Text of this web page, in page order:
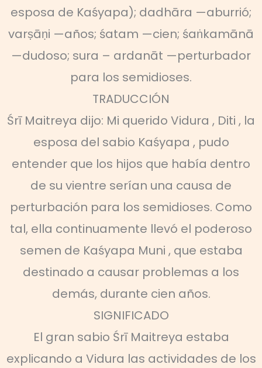
esposa de Kaśyapa); dadhāra —aburrió;
varṣāṇi —años; śatam —cien; śaṅkamānā
—dudoso; sura – ardanāt —perturbador
para los semidioses.
TRADUCCIÓN
Śrī Maitreya dijo: Mi querido Vidura , Diti , la
esposa del sabio Kaśyapa , pudo
entender que los hijos que había dentro
de su vientre serían una causa de
perturbación para los semidioses. Como
tal, ella continuamente llevó el poderoso
semen de Kaśyapa Muni , que estaba
destinado a causar problemas a los
demás, durante cien años.
SIGNIFICADO
El gran sabio Śrī Maitreya estaba
explicando a Vidura las actividades de los